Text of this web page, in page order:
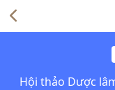
Hội thảo Dược